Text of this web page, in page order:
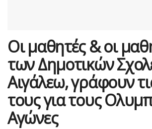
Οι μαθητές & οι
των Δημοτικών
Αιγάλεω, γράφουν
τους για τους
Αγώνες